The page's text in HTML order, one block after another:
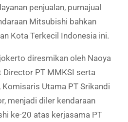
penjualan, purnajual
Mitsubishi bahkan
Kota Terkecil Indonesia ini.
diresmikan oleh Naoya
Director PT MMKSI serta
Utama PT Srikandi
menjadi diler kendaraan
ke-20 atas kerjasama PT